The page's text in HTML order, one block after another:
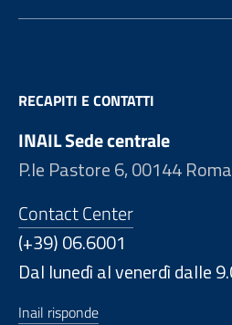
RECAPITI E CONTATTI
INAIL Sede centrale
P.le Pastore 6, 00144
Contact Center
(+39) 06.6001
Dal lunedì al venerdì dalle
Inail risponde